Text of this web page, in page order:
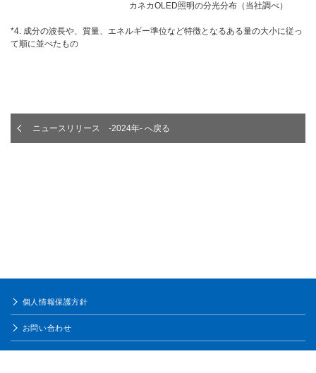
カネカOLED照明の分光分布（当社調べ）
*4. 成分の波長や、質量、エネルギー準位など特徴となるある量の大小に従っ
て順に並べたもの
ニュースリリース -2024年- へ戻る
個人情報保護方針
お問い合わせ